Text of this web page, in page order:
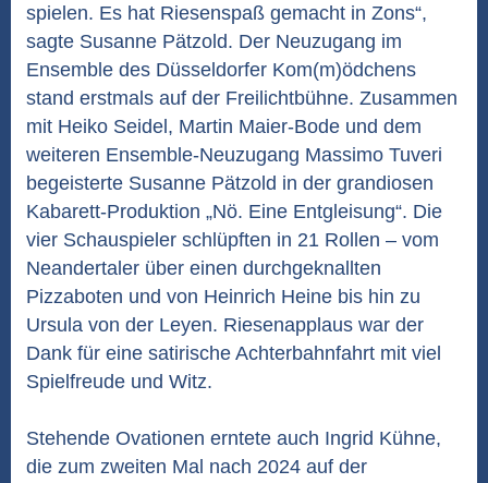
spielen. Es hat Riesenspaß gemacht in Zons“,
sagte Susanne Pätzold. Der Neuzugang im
Ensemble des Düsseldorfer Kom(m)ödchens
stand erstmals auf der Freilichtbühne. Zusammen
mit Heiko Seidel, Martin Maier-Bode und dem
weiteren Ensemble-Neuzugang Massimo Tuveri
begeisterte Susanne Pätzold in der grandiosen
Kabarett-Produktion „Nö. Eine Entgleisung“. Die
vier Schauspieler schlüpften in 21 Rollen – vom
Neandertaler über einen durchgeknallten
Pizzaboten und von Heinrich Heine bis hin zu
Ursula von der Leyen. Riesenapplaus war der
Dank für eine satirische Achterbahnfahrt mit viel
Spielfreude und Witz.
Stehende Ovationen erntete auch Ingrid Kühne,
die zum zweiten Mal nach 2024 auf der